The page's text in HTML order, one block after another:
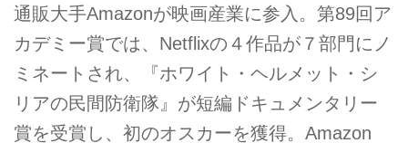
通販大手Amazonが映画産業に参入。第89回ア
カデミー賞では、Netflixの４作品が７部門にノ
ミネートされ、『ホワイト・ヘルメット・シ
リアの民間防衛隊』が短編ドキュメンタリー
賞を受賞し、初のオスカーを獲得。Amazon